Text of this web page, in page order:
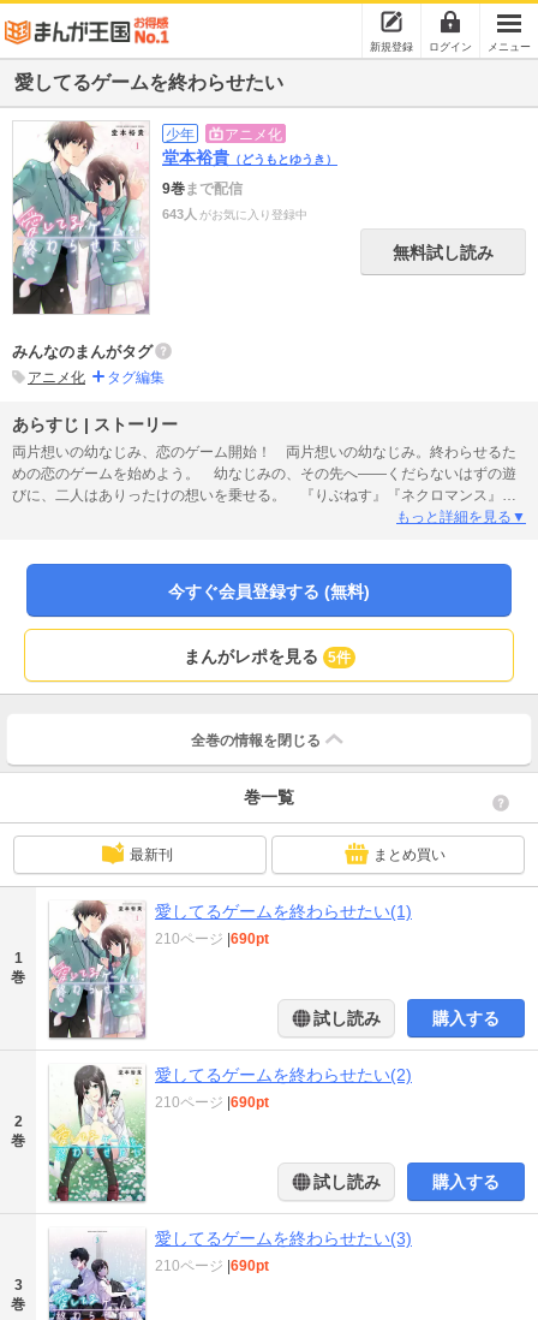
新規登録 ログイン メニュー
愛してるゲームを終わらせたい
少年 アニメ化
堂本裕貴 （どうもとゆうき）
9巻まで配信
643人 がお気に入り登録中
無料試し読み
みんなのまんがタグ
アニメ化 タグ編集
あらすじ | ストーリー
両片想いの幼なじみ、恋のゲーム開始！ 両片想いの幼なじみ。終わらせるた
めの恋のゲームを始めよう。 幼なじみの、その先へ――くだらないはずの遊
びに、二人はありったけの想いを乗せる。 『りぶねす』『ネクロマンス』の
堂本裕貴最新作!! 近づくほど好きになる。近づくほど言えなくなる。素直にな
負け”の子供じみたゲームに青い気持ちを精一杯詰め込んで、負けられない戦い
もっと詳細を見る▼
今すぐ会員登録する (無料)
まんがレポを見る 5件
全巻の情報を 閉じる
巻一覧
最新刊 まとめ買い
1
巻
愛してるゲームを終わらせたい(1)
210ページ 690pt
試し読み 購入する
2
巻
愛してるゲームを終わらせたい(2)
210ページ 690pt
試し読み 購入する
3
巻
愛してるゲームを終わらせたい(3)
210ページ 690pt